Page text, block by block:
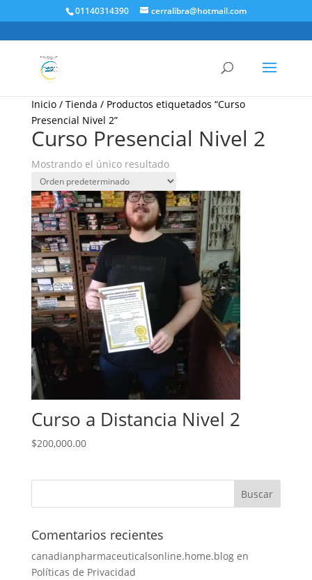
01140314390 cerralibra@hotmail.com
Inicio/ Tienda / Productos etiquetados “Curso
Presencial Nivel 2”
Curso Presencial Nivel 2
Mostrando el único resultado
Curso a Distancia Nivel 2
$200,000.00
Comentarios recientes
canadianpharmaceuticalsonline.home.blogen
Políticas de Privacidad